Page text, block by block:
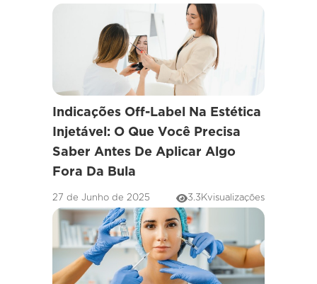
Indicações Off-Label Na Estética
Injetável: O Que Você Precisa
Saber Antes De Aplicar Algo
Fora Da Bula
27 de Junho de 2025 3.3Kvisualizações